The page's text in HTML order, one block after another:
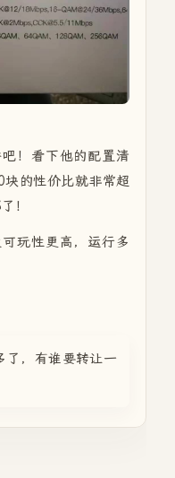
！看下他的配置清
的性价比就非常超
！
玩性更高，运行多
了，有谁要转让一